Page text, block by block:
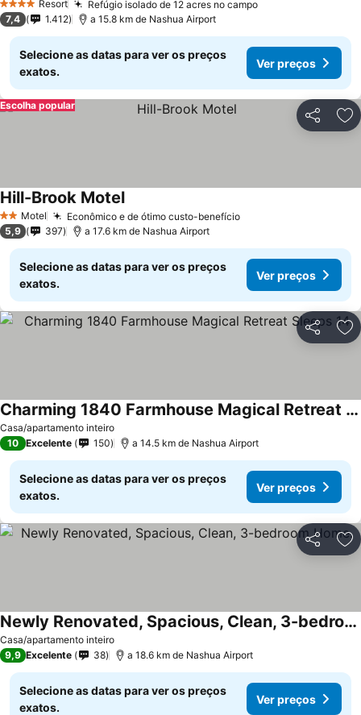
4 EstrelasResort
Refúgio isolado de 12 acres no campo
7,4
1.412 a 15.8 km de Nashua Airport
Selecione as datas para ver os preços
exatos.
Ver preços
Partilhar
Escolha popular
2 Estrelas
Motel Econômico e de ótimo custo-benefício
Hill-Brook Motel
5,9 397 a 17.6 km de Nashua Airport
Selecione as datas para ver os preços
exatos.
Ver preços
Partilhar
Casa/apartamento inteiro
Charming 1840 Farmhouse Magical Retreat Sleeps 14
10 Excelente 150 a 14.5 km de Nashua Airport
Selecione as datas para ver os preços
exatos.
Ver preços
Partilhar
Casa/apartamento inteiro
Newly Renovated, Spacious, Clean, 3-bedroom Home.
9,9 Excelente 38 a 18.6 km de Nashua Airport
Selecione as datas para ver os preços
exatos.
Ver preços